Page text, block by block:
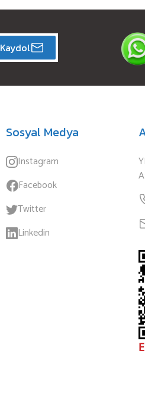
Kaydol
Sosyal Medya
Instagram
Facebook
Twitter
Linkedin